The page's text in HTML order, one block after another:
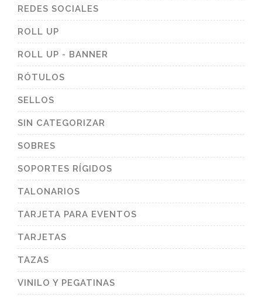
REDES SOCIALES
ROLL UP
ROLL UP - BANNER
RÓTULOS
SELLOS
SIN CATEGORIZAR
SOBRES
SOPORTES RÍGIDOS
TALONARIOS
TARJETA PARA EVENTOS
TARJETAS
TAZAS
VINILO Y PEGATINAS